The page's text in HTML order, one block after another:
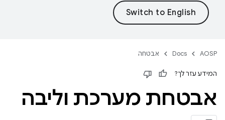
AOSP
Docs אבטחה
המידע עזר לך?
אבטחת מערכת וליבה